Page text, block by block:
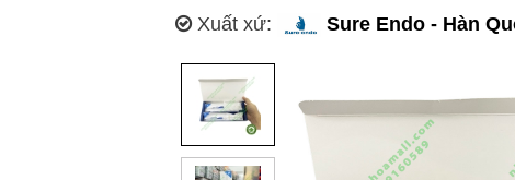
Xuất xứ: Sure Endo - Hàn